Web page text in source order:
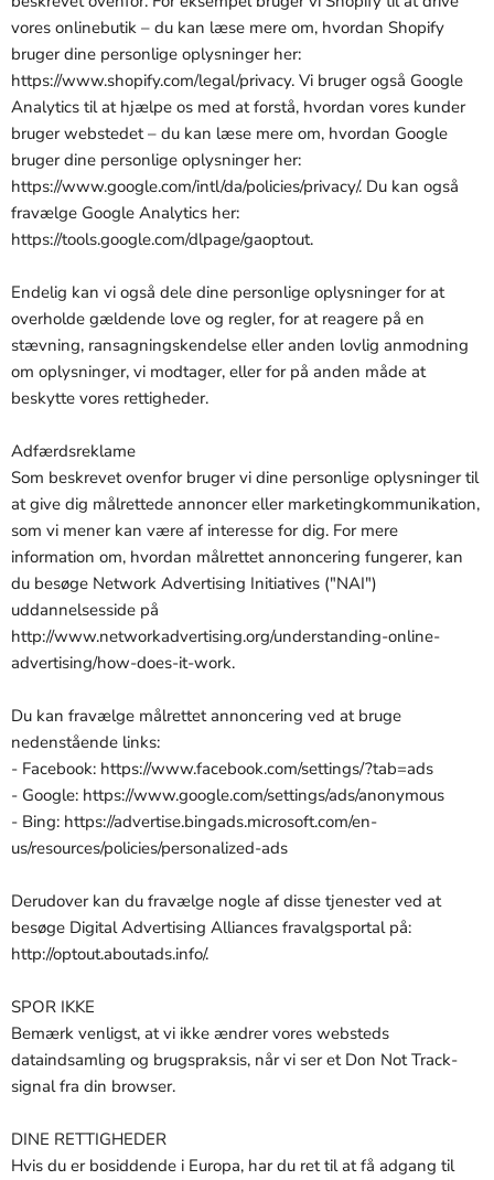
vores onlinebutik – du kan læse mere om, hvordan Shopify
bruger dine personlige oplysninger her:
https://www.shopify.com/legal/privacy. Vi bruger også Google
Analytics til at hjælpe os med at forstå, hvordan vores kunder
bruger webstedet – du kan læse mere om, hvordan Google
bruger dine personlige oplysninger her:
https://www.google.com/intl/da/policies/privacy/. Du kan også
fravælge Google Analytics her:
https://tools.google.com/dlpage/gaoptout.
Endelig kan vi også dele dine personlige oplysninger for at
overholde gældende love og regler, for at reagere på en
stævning, ransagningskendelse eller anden lovlig anmodning
om oplysninger, vi modtager, eller for på anden måde at
beskytte vores rettigheder.
Adfærdsreklame
Som beskrevet ovenfor bruger vi dine personlige oplysninger til
at give dig målrettede annoncer eller marketingkommunikation,
som vi mener kan være af interesse for dig. For mere
information om, hvordan målrettet annoncering fungerer, kan
du besøge Network Advertising Initiatives ("NAI")
uddannelsesside på
http://www.networkadvertising.org/understanding-online-
advertising/how-does-it-work.
Du kan fravælge målrettet annoncering ved at bruge
nedenstående links:
- Facebook: https://www.facebook.com/settings/?tab=ads
- Google: https://www.google.com/settings/ads/anonymous
- Bing: https://advertise.bingads.microsoft.com/en-
us/resources/policies/personalized-ads
Derudover kan du fravælge nogle af disse tjenester ved at
besøge Digital Advertising Alliances fravalgsportal på:
http://optout.aboutads.info/.
SPOR IKKE
Bemærk venligst, at vi ikke ændrer vores websteds
dataindsamling og brugspraksis, når vi ser et Don Not Track-
signal fra din browser.
DINE RETTIGHEDER
Hvis du er bosiddende i Europa, har du ret til at få adgang til